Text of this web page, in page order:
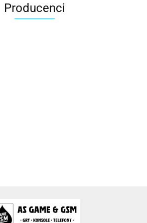
Producenci